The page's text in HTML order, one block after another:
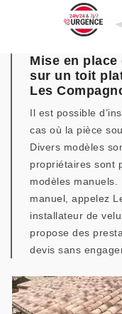
Mise en
sur un toit
Les
Il est possible
cas où la pièce
Divers modèles
propriétaires sont
modèles
manuel, appelez
installateur de
propose des
devis sans